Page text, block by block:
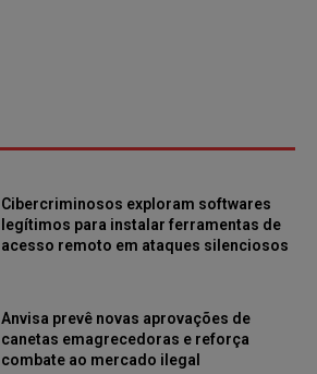
Cibercriminosos exploram softwares
legítimos para instalar ferramentas de
acesso remoto em ataques silenciosos
Anvisa prevê novas aprovações de
canetas emagrecedoras e reforça
combate ao mercado ilegal